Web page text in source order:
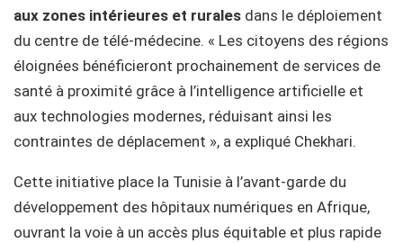
aux zones intérieures et rurales dans le déploiement
du centre de télé-médecine. « Les citoyens des régions
éloignées bénéficieront prochainement de services de
santé à proximité grâce à l’intelligence artificielle et
aux technologies modernes, réduisant ainsi les
contraintes de déplacement », a expliqué Chekhari.
Cette initiative place la Tunisie à l’avant-garde du
développement des hôpitaux numériques en Afrique,
ouvrant la voie à un accès plus équitable et plus rapide